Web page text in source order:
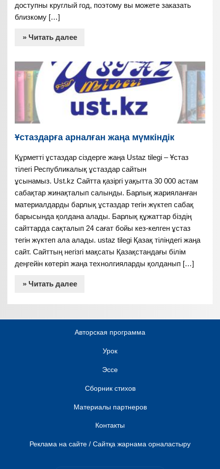
доступны круглый год, поэтому вы можете заказать
близкому […]
» Читать далее
Ұстаздарға арналған жаңа мүмкіндік
Құрметті ұстаздар сіздерге жаңа Ustaz tilegi – Ұстаз
тілегі Республикалық ұстаздар сайтын
ұсынамыз. Ust.kz Сайтта қазіргі уақытта 30 000 астам
сабақтар жинақталып салынды. Барлық жарияланған
материалдарды барлық ұстаздар тегін жүктеп сабақ
барысында қолдана алады. Барлық құжаттар біздің
сайттарда сақталып 24 сағат бойы кез-келген ұстаз
тегін жүктеп ала алады. ustaz tilegi Қазақ тіліндегі жаңа
сайт. Сайттың негізгі мақсаты Қазақстандағы білім
деңгейін көтеріп жаңа технолгияларды қолданып […]
» Читать далее
Авторская программа
Урок
Эссе
Сборник стихов
Материалы партнеров
Контакты
Реклама на сайте / Сайтқа жарнама орналастыру